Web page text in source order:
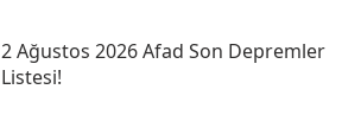
2 Ağustos 2026 Afad Son Depremler
Listesi!